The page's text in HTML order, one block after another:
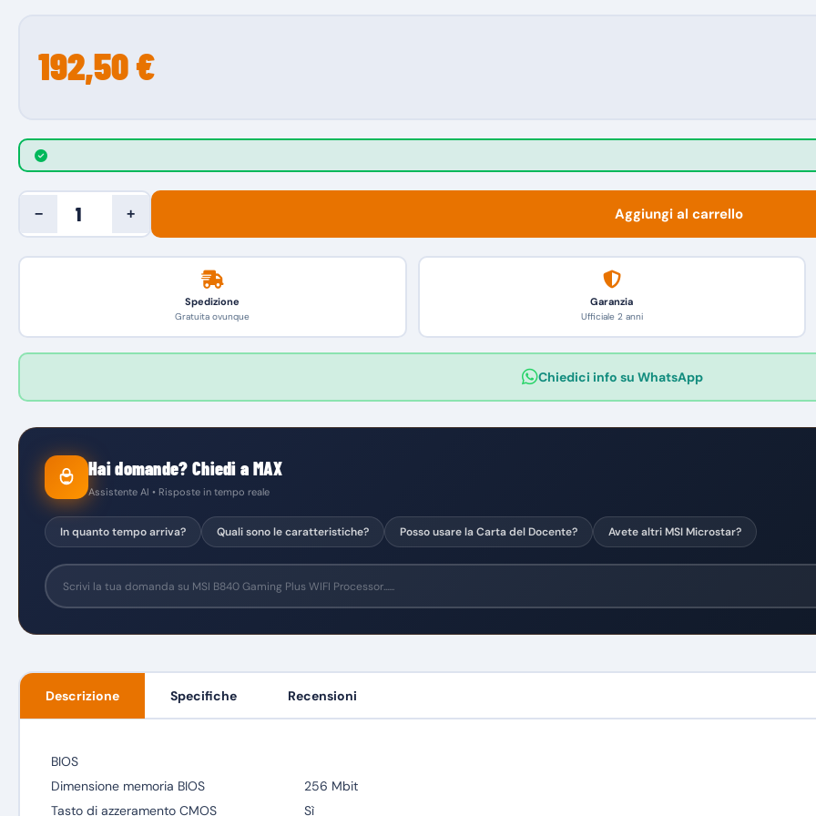
192,50 €
− + Aggiungi al carrello
Spedizione
Gratuita ovunque
Garanzia
Ufficiale 2 anni
Chiedici info su WhatsApp
Hai domande? Chiedi a MAX
Assistente AI • Risposte in tempo reale
In quanto tempo arriva? Quali sono le caratteristiche? Posso usare la Carta del Docente? Avete altri MSI Microstar?
Descrizione Specifiche Recensioni
BIOS
Dimensione memoria BIOS
256 Mbit
Tasto di azzeramento CMOS
Sì